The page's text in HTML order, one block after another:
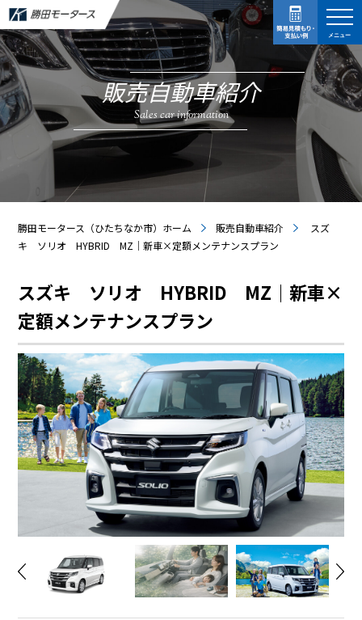
メニュー
販売自動車紹介
Sales car information
勝田モータース（ひたちなか市）ホーム 販売自動車紹介
スズ
キ ソリオ HYBRID MZ｜新車×定額メンテナンスプラン
スズキ ソリオ HYBRID MZ｜新車×
定額メンテナンスプラン